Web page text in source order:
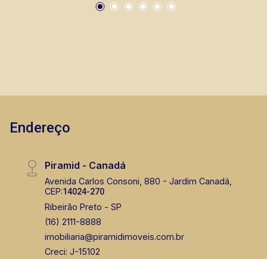
Endereço
Piramid - Canadá
Avenida Carlos Consoni, 880 - Jardim Canadá,
CEP:14024-270
Ribeirão Preto - SP
(16) 2111-8888
imobiliaria@piramidimoveis.com.br
Creci: J-15102